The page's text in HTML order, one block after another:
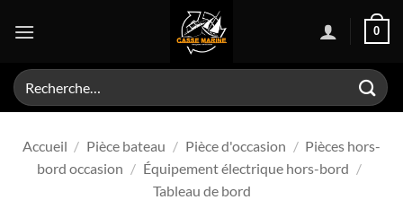
0
Recherche
pour :
Accueil / Pièce bateau / Pièce d'occasion / Pièces hors-
bord occasion / Équipement électrique hors-bord /
Tableau de bord